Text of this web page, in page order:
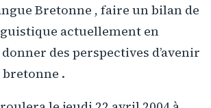
Bretonne , faire un bilan de
actuellement en
des perspectives d’avenir
.